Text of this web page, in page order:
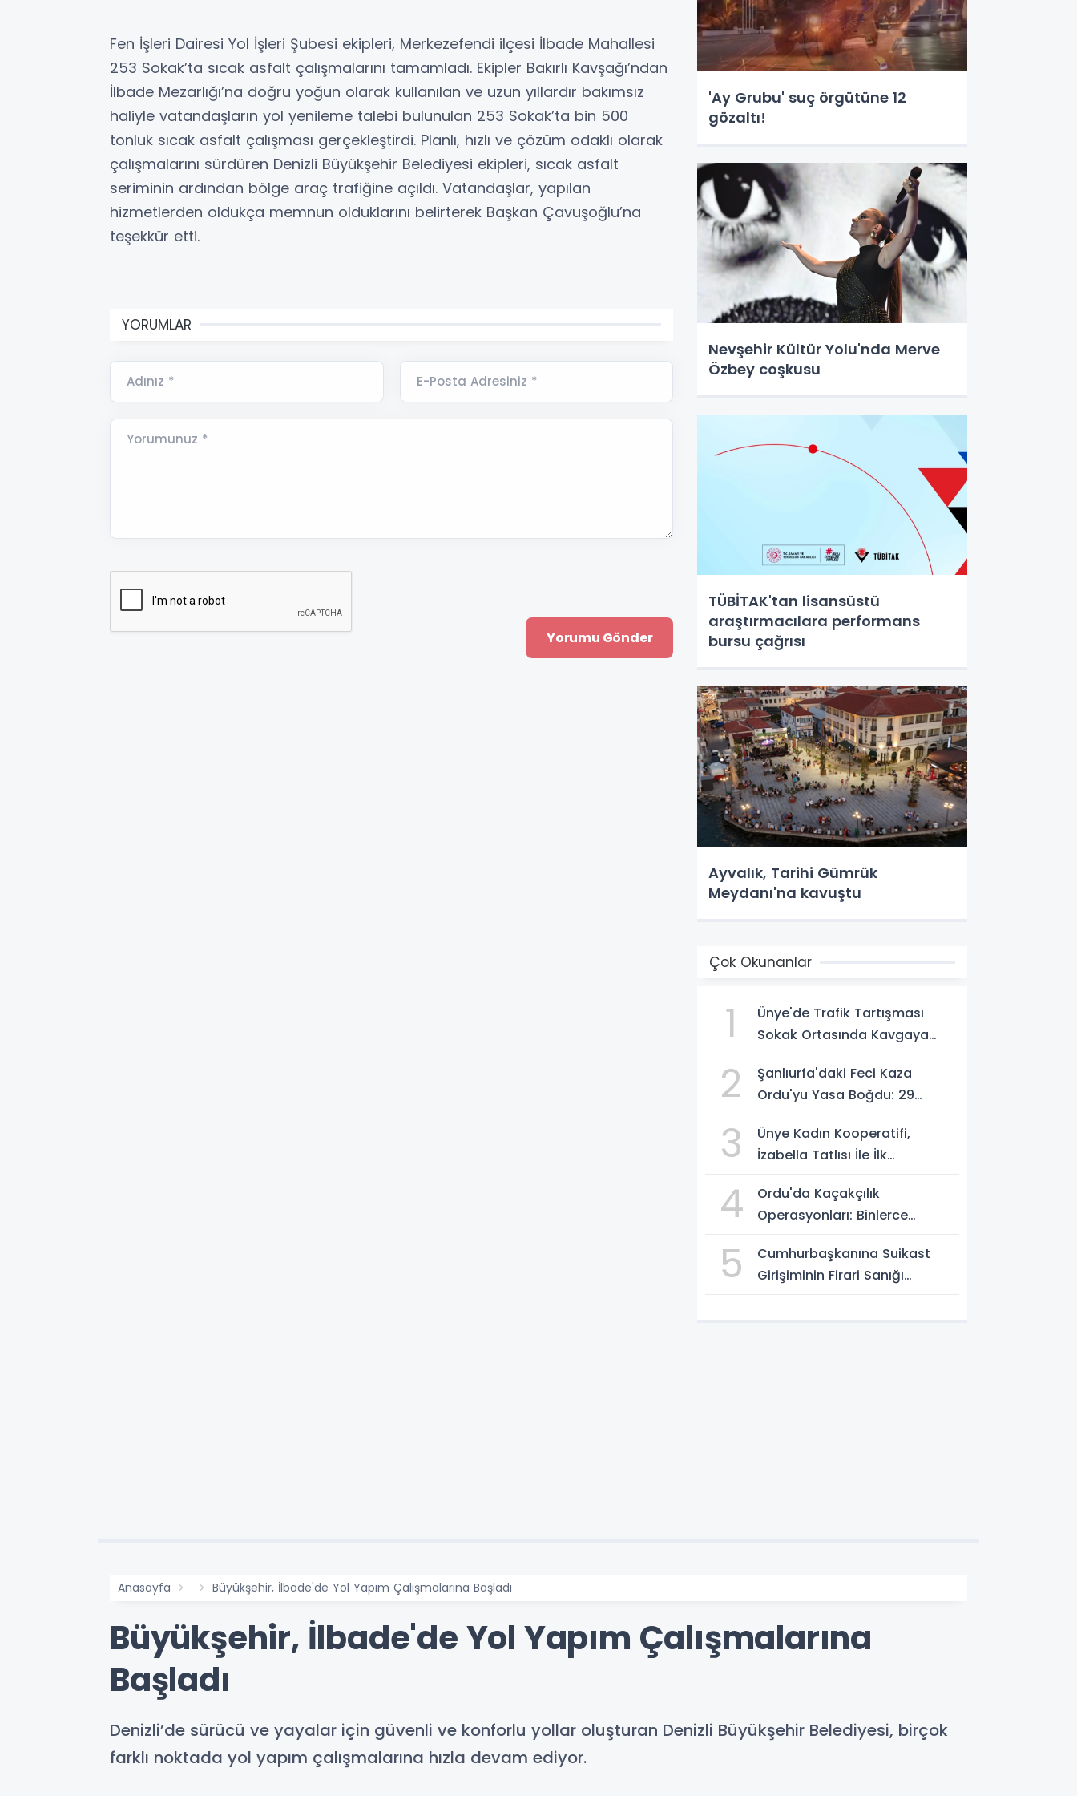
Fen İşleri Dairesi Yol İşleri Şubesi ekipleri, Merkezefendi ilçesi İlbade Mahallesi
253 Sokak’ta sıcak asfalt çalışmalarını tamamladı. Ekipler Bakırlı Kavşağı’ndan
İlbade Mezarlığı’na doğru yoğun olarak kullanılan ve uzun yıllardır bakımsız
haliyle vatandaşların yol yenileme talebi bulunulan 253 Sokak’ta bin 500
tonluk sıcak asfalt çalışması gerçekleştirdi. Planlı, hızlı ve çözüm odaklı olarak
çalışmalarını sürdüren Denizli Büyükşehir Belediyesi ekipleri, sıcak asfalt
seriminin ardından bölge araç trafiğine açıldı. Vatandaşlar, yapılan
hizmetlerden oldukça memnun olduklarını belirterek Başkan Çavuşoğlu’na
teşekkür etti.
YORUMLAR
Adınız * E-Posta Adresiniz *
Yorumunuz *
'Ay Grubu' suç örgütüne 12
gözaltı!
Nevşehir Kültür Yolu'nda Merve
Özbey coşkusu
TÜBİTAK'tan lisansüstü
araştırmacılara performans
bursu çağrısı
Ayvalık, Tarihi Gümrük
Meydanı'na kavuştu
Çok Okunanlar
1
Ünye'de Trafik Tartışması
Sokak Ortasında Kavgaya
2
Şanlıurfa'daki Feci Kaza
Ordu'yu Yasa Boğdu: 29
Yaşamını Yitirdi
3
Ünye Kadın Kooperatifi,
İzabella Tatlısı İle İlk
Oldu!
4
Ordu'da Kaçakçılık
Operasyonları: Binlerce
Ele Geçirildi
5
Cumhurbaşkanına Suikast
Girişiminin Firari Sanığı
Anasayfa Büyükşehir, İlbade'de Yol Yapım Çalışmalarına Başladı
Büyükşehir, İlbade'de Yol Yapım Çalışmalarına
Başladı
Denizli’de sürücü ve yayalar için güvenli ve konforlu yollar oluşturan Denizli Büyükşehir Belediyesi, birçok
farklı noktada yol yapım çalışmalarına hızla devam ediyor.